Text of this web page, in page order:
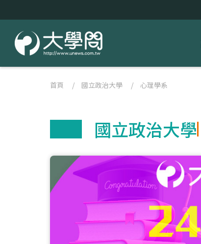
首頁 / 國立政治大學 / 心理學系
國立政治大學